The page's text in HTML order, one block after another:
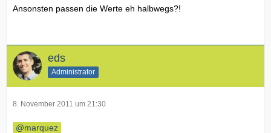
Ansonsten passen die Werte eh halbwegs?!
eds
Administrator
8. November 2011 um 21:30
marquez